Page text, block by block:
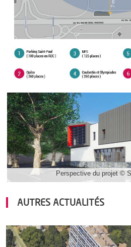
Perspective du projet ©
AUTRES ACTUALITÉS